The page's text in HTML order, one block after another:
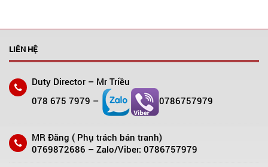
LIÊN HỆ
Duty Director – Mr Triều
078 675 7979 –
0786757979
MR Đăng ( Phụ trách bán tranh)
0769872686 – Zalo/Viber: 0786757979